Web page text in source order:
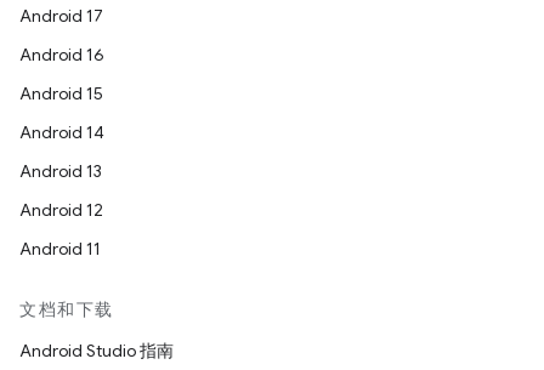
Android 17
Android 16
Android 15
Android 14
Android 13
Android 12
Android 11
文档和下载
Android Studio 指南